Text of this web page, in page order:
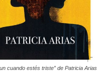
cuando estés triste” de Patricia Arias